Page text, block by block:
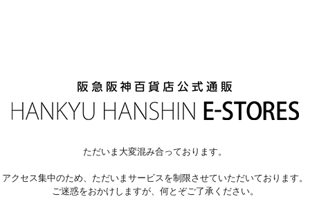
ただいま大変混み合っております。
アクセス集中のため、ただいまサービスを制限させていただいております。
ご迷惑をおかけしますが、何とぞご了承ください。